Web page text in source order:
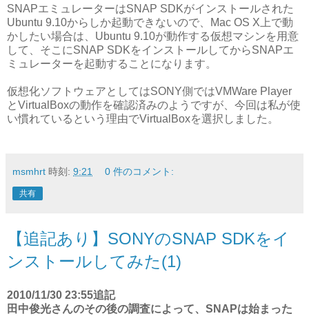
SNAPエミュレーターはSNAP SDKがインストールされた
Ubuntu 9.10からしか起動できないので、Mac OS X上で動
かしたい場合は、Ubuntu 9.10が動作する仮想マシンを用意
して、そこにSNAP SDKをインストールしてからSNAPエ
ミュレーターを起動することになります。
仮想化ソフトウェアとしてはSONY側ではVMWare Player
とVirtualBoxの動作を確認済みのようですが、今回は私が使
い慣れているという理由でVirtualBoxを選択しました。
msmhrt 時刻: 9:21 0 件のコメント:
共有
【追記あり】SONYのSNAP SDKをイ
ンストールしてみた(1)
2010/11/30 23:55追記
田中俊光さんのその後の調査によって、SNAPは始まった